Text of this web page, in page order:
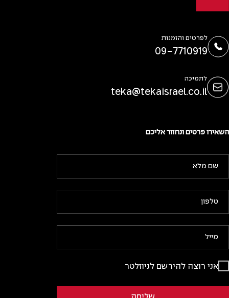
לפרטים והזמנות
09-7710919
לתמיכה
teka@tekaisrael.co.il
השאירו פרטים ונחזור אליכם
אני רוצה להירשם לניוזלטר